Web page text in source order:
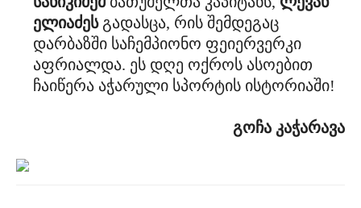
ელიაძესგადასცა, რის შემდეგაც
დარბაზში საჩემპიონო ფეიერვერკი
აფრიალდა. ეს დღე ოქროს ასოებით
ჩაიწერა აჭარული სპორტის ისტორიაში!
გოჩა კაჭარავა